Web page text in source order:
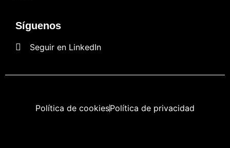
Síguenos
Seguir en LinkedIn
Política de cookiesPolítica de privacidad